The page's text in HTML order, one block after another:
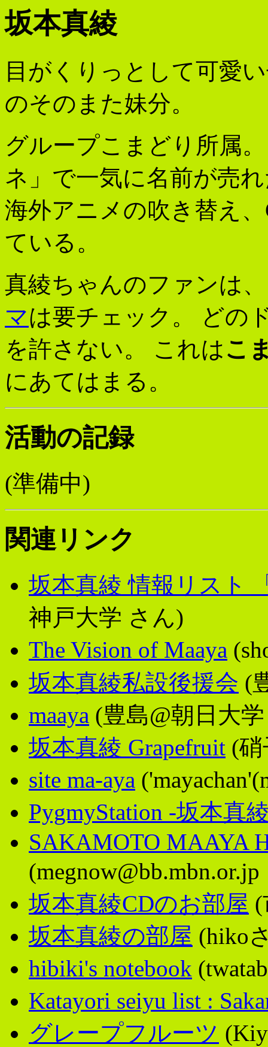
坂本真綾
目がくりっとして可愛
のそのまた妹分。
グループこまどり所属
ネ」で一気に名前が売
海外アニメの吹き替え
ている。
真綾ちゃんのファンは
マは要チェック。 どの
を許さない。 これはこ
にあてはまる。
活動の記録
(準備中)
関連リンク
坂本真綾 情報リスト
神戸大学 さん)
The Vision of Maaya
坂本真綾私設後援会 (
maaya (豊島@朝日大
坂本真綾 Grapefruit (
site ma-aya
PygmyStation -坂本真
SAKAMOTO MAAYA
坂本真綾CDのお部屋 (
坂本真綾の部屋 (hiko
hibiki's notebook
Katayori seiyu list :
グレープフルーツ